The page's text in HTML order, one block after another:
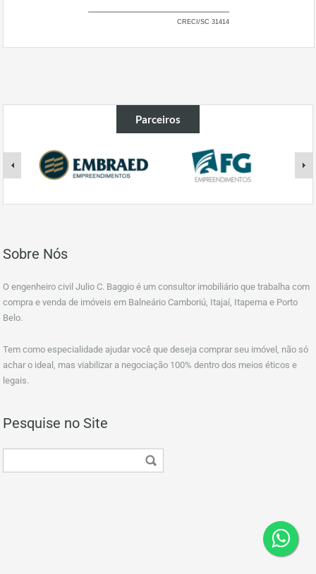
CRECI/SC 31414
Parceiros
Sobre Nós
O engenheiro civil Julio C. Baggio é um consultor imobiliário que trabalha com
compra e venda de imóveis em Balneário Camboriú, Itajaí, Itapema e Porto
Belo.
Tem como especialidade ajudar você que deseja comprar seu imóvel, não só
achar o ideal, mas viabilizar a negociação 100% dentro dos meios éticos e
legais.
Pesquise no Site